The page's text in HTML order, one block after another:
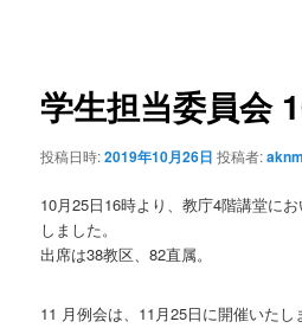
ン
テ
ン
ツ
へ
学生担当委員会
投稿日時:2019年10月26日 投稿者:
10月25日16時より、教庁4階講堂に
しました。
出席は38教区、82直属。
11 月例会は、11月25日に開催いたし